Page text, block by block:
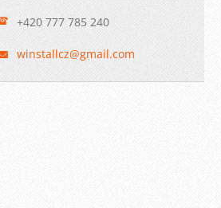
+420 777 785 240
winstallcz@gmail.com